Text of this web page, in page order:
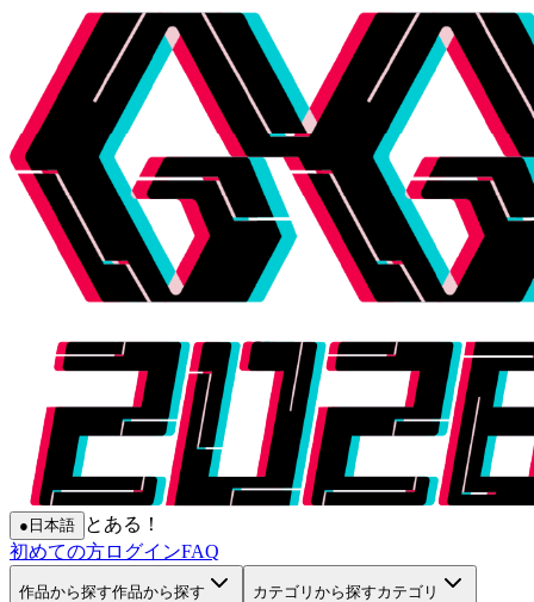
● 日本語
とある！
初めての方ログインFAQ
作品から探す作品から探す カテゴリから探すカテゴリ